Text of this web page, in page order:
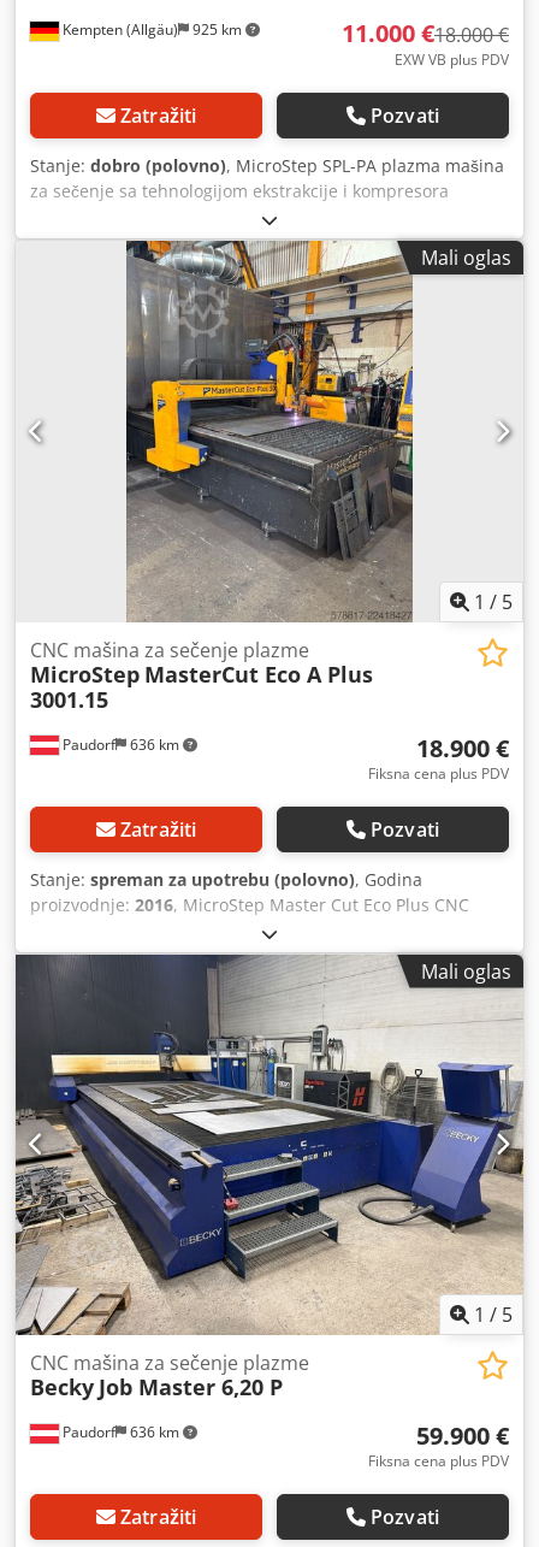
Kempten (Allgäu) 925 km 11.000 €18.000 €
EXW VB plus PDV
Zatražiti Pozvati
Stanje: dobro (polovno), MicroStep SPL-PA plazma mašina
za sečenje sa tehnologijom ekstrakcije i kompresora
Proizvođač: MicroStep Group Model: SPL-PA 4501.15+S50
Zahtev: 120 A Codpfeyvd Uisx Antorf Tip mašine: CNC
plazma mašina za sečenje CNC upravljanje: iMSNC
Konstrukcija: portalna sa linearnim vođicama Sistem za
ekstrakciju: Donaldson Torit DCE Električni priključak
sistema za ekstrakciju: 400 V Snaga motora sistema za
ekstrakciju: 7,5 kW Generisanje komprimovanog vazduha:
vijčani kompresor Proizvođač kompresora: Kaeser Model
kompresora: TA 8 CE oznaka: prisutna Lokacija:
Valtenhofen, Nemačka Demontaža i utovar uključeni od
strane prodavca
Mali oglas
1 / 5
Paudorf 636 km
CNC mašina za sečenje plazme
MicroStep MasterCut Eco A Plus
3001.15
18.900 €
Fiksna cena plus PDV
Zatražiti Pozvati
Stanje: spreman za upotrebu (polovno), Godina
proizvodnje: 2016, MicroStep Master Cut Eco Plus CNC
uređaj za plazmatsko sečenje sa softverom za optimizaciju
rasporeda delova Godina proizvodnje: 2016 Izvor energije:
Kjellberg HiFocus 161i Uređaj za ugradnju autogenog
gorionika uključujući Kemper sistem za filtraciju
maksimalna radna površina: 3000x1500 mm Csdpfxjzpf U
No Antorf Lokacija mašine: Hall in Tirol Odmah dostupan
Mali oglas
1 / 5
Paudorf 636 km
CNC mašina za sečenje plazme
Becky Job Master 6,20 P
59.900 €
Fiksna cena plus PDV
Zatražiti Pozvati